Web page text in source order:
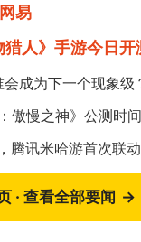
易
人》手游今日开
成为下一个现象级
傲慢之神》公测时间
讯米哈游首次联动
· 查看全部要闻 →
火
的囧